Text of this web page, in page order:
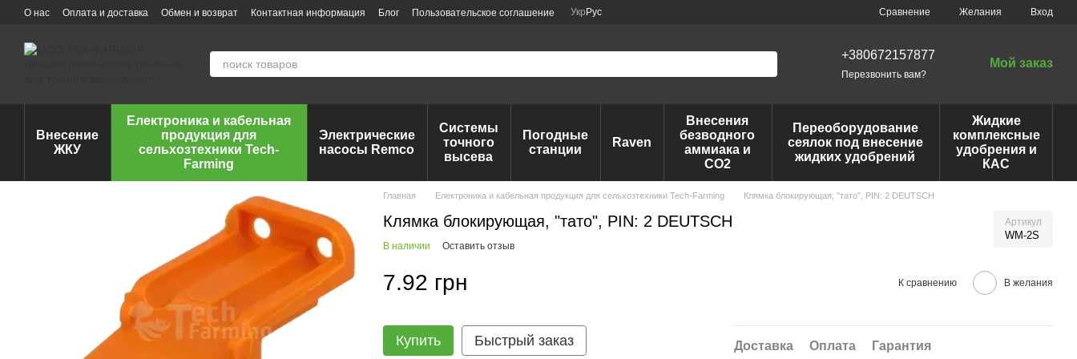
Перейти к основному контенту
О нас Оплата и доставка Обмен и возврат Контактная информация Блог Пользовательское соглашение Укр Рус Сравнение Желания Вход
+380672157877
Перезвонить вам?
Мой заказ
Внесение
ЖКУ
Електроника и кабельная
продукция для
сельхозтехники Tech-
Farming
Электрические
насосы Remco
Системы
точного
высева
Погодные
станции
Raven
Внесения
безводного
аммиака и
CO2
Переоборудование
сеялок под внесение
жидких удобрений
Жидкие
комплексные
удобрения и
КАС
Главная Електроника и кабельная продукция для сельхозтехники Tech-Farming Клямка блокирующая, "тато", PIN: 2 DEUTSCH
Клямка блокирующая, "тато", PIN: 2 DEUTSCH Артикул
WM-2S
В наличии Оставить отзыв
7.92 грн К сравнению В желания
Купить Быстрый заказ Доставка Оплата Гарантия